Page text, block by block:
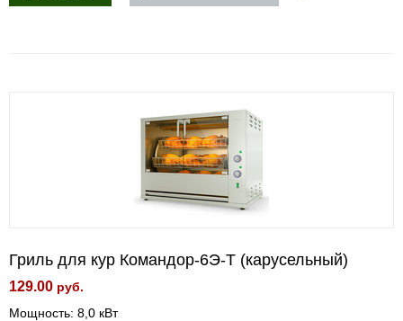
Гриль для кур Командор-6Э-Т (карусельный)
129.00 руб.
Мощность: 8,0 кВт